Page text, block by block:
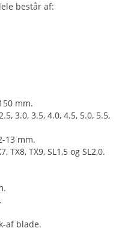
består af:
mm.
3.0, 3.5, 4.0, 4.5, 5.0, 5.5,
13 mm.
TX9, SL1,5 og SL2,0.
af blade.